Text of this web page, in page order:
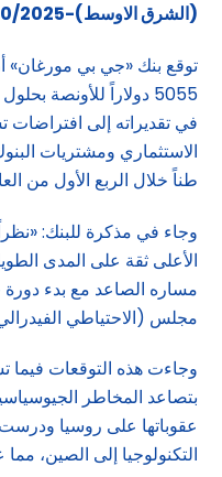
(الشرق الاوسط)-24/10/2025
توقع بنك «جي بي مورغان»
في تقديراته إلى
طناً خلال الربع الأول من
وجاء في مذكرة للبنك:
الأعلى ثقة على المدى
مساره الصاعد مع بدء
مجلس (الاحتياطي
وجاءت هذه التوقعات فيما
بتصاعد المخاطر
عقوباتها على روسيا
التكنولوجيا إلى الصين،